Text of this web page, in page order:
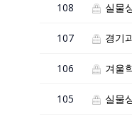
108 실물
107 경기
106 겨울
105 실물